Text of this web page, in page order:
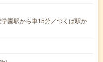
園駅から車15分／つくば駅か